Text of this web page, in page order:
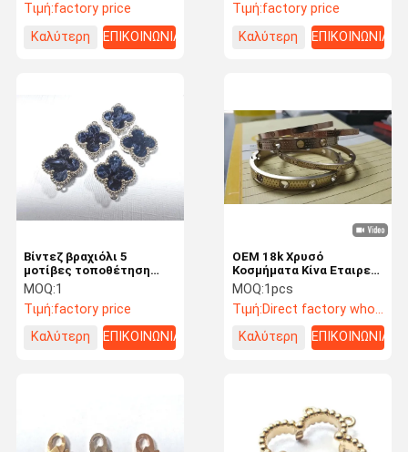
Τιμή:factory price
Καλύτερη
ΕΠΙΚΟΙΝΩΝΙΑ
Τιμή:factory price
Καλύτερη
ΕΠΙΚΟΙΝΩΝΙΑ
Βίντεζ βραχιόλι 5
μοτίβες τοποθέτηση
κοσμήματα εργοστάσιο
18k χρυσό κοσμήματα
χονδρικό
MOQ:1
Τιμή:factory price
Καλύτερη
ΕΠΙΚΟΙΝΩΝΙΑ
OEM 18k Χρυσό
Κοσμήματα Κίνα Εταιρεία
Custom Brand
Κοσμήματα
Εγκαταστάσεις
MOQ:1pcs
Τιμή:Direct factory wholesale prices
Καλύτερη
ΕΠΙΚΟΙΝΩΝΙΑ